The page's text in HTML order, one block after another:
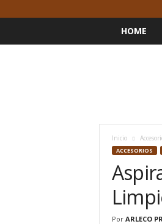
HOME
Inicio
ACCESORIOS
Por ARLECO